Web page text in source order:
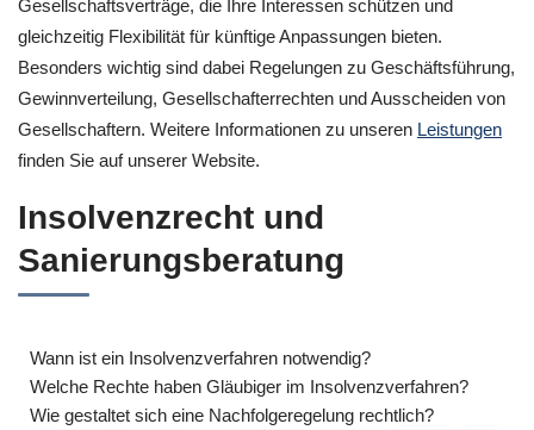
Gesellschaftsverträge, die Ihre Interessen schützen und
gleichzeitig Flexibilität für künftige Anpassungen bieten.
Besonders wichtig sind dabei Regelungen zu Geschäftsführung,
Gewinnverteilung, Gesellschafterrechten und Ausscheiden von
Gesellschaftern. Weitere Informationen zu unseren Leistungen
finden Sie auf unserer Website.
Insolvenzrecht und
Sanierungsberatung
Wann ist ein Insolvenzverfahren notwendig?
Welche Rechte haben Gläubiger im Insolvenzverfahren?
Wie gestaltet sich eine Nachfolgeregelung rechtlich?